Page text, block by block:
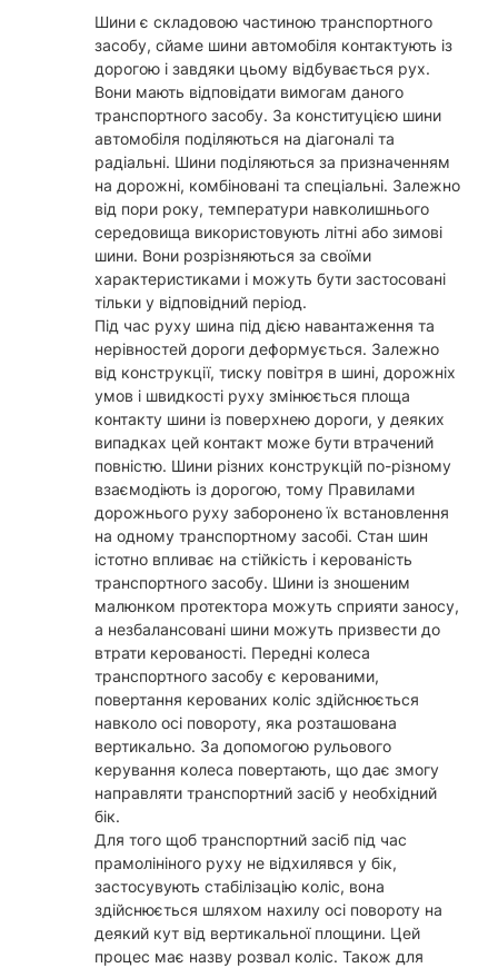
Шини є складовою частиною транспортного
засобу, сйаме шини автомобіля контактують із
дорогою і завдяки цьому відбувається рух.
Вони мають відповідати вимогам даного
транспортного засобу. За конституцією шини
автомобіля поділяються на діагоналі та
радіальні. Шини поділяються за призначенням
на дорожні, комбіновані та спеціальні. Залежно
від пори року, температури навколишнього
середовища використовують літні або зимові
шини. Вони розрізняються за своїми
характеристиками і можуть бути застосовані
тільки у відповідний період.
Під час руху шина під дією навантаження та
нерівностей дороги деформується. Залежно
від конструкції, тиску повітря в шині, дорожніх
умов і швидкості руху змінюється площа
контакту шини із поверхнею дороги, у деяких
випадках цей контакт може бути втрачений
повністю. Шини різних конструкцій по-різному
взаємодіють із дорогою, тому Правилами
дорожнього руху заборонено їх встановлення
на одному транспортному засобі. Стан шин
істотно впливає на стійкість і керованість
транспортного засобу. Шини із зношеним
малюнком протектора можуть сприяти заносу,
а незбалансовані шини можуть призвести до
втрати керованості. Передні колеса
транспортного засобу є керованими,
повертання керованих коліс здійснюється
навколо осі повороту, яка розташована
вертикально. За допомогою рульового
керування колеса повертають, що дає змогу
направляти транспортний засіб у необхідний
бік.
Для того щоб транспортний засіб під час
прамолініного руху не відхилявся у бік,
застосувують стабілізацію коліс, вона
здійснюється шляхом нахилу осі повороту на
деякий кут від вертикальної площини. Цей
процес має назву розвал коліс. Також для